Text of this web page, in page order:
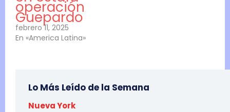
operación
Guepardo
febrero 11, 2025
En «America Latina»
Lo Más Leído de la Semana
Nueva York